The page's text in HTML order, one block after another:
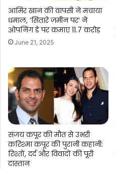
सौजन्य
भेंट
की।
आमिर खान की वापसी ने मचाया
धमाल, ‘सितारे ज़मीन पर’ ने
ओपनिंग डे पर कमाए 11.7 करोड़
June 21, 2025
संजय कपूर की मौत से उभरी
करिश्मा कपूर की पुरानी कहानी:
रिश्तों, दर्द और विवादों की पूरी
दास्तान